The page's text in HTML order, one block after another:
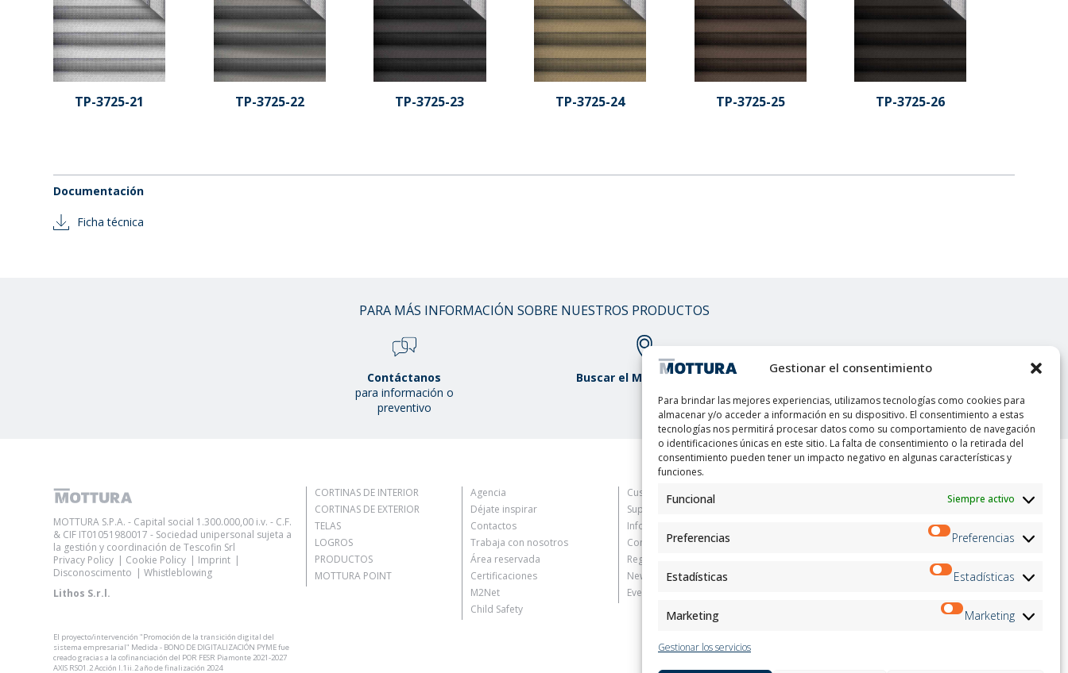
Gestionar el consentimiento
Para brindar las mejores experiencias, utilizamos tecnologías como cookies para
almacenar y/o acceder a información en su dispositivo. El consentimiento a estas
tecnologías nos permitirá procesar datos como su comportamiento de navegación
o identificaciones únicas en este sitio. La falta de consentimiento o la retirada del
consentimiento pueden tener un impacto negativo en algunas características y
funciones.
Funcional Siempre activo
Preferencias Preferencias
Estadísticas Estadísticas
Marketing Marketing
Gestionar los servicios
TP-3725-21 TP-3725-22 TP-3725-23 TP-3725-24 TP-3725-25 TP-3725-26
Documentación
Ficha técnica
PARA MÁS INFORMACIÓN SOBRE NUESTROS PRODUCTOS
Contáctanos
para información o
preventivo
Buscar el Mottura Point
MOTTURA S.P.A. - Capital social 1.300.000,00 i.v. - C.F.
& CIF IT01051980017 - Sociedad unipersonal sujeta a
la gestión y coordinación de Tescofin Srl
Privacy Policy
Cookie Policy
Imprint
Disconoscimento
Whistleblowing
Lithos S.r.l.
El proyecto/intervención "Promoción de la transición digital del
sistema empresarial" Medida - BONO DE DIGITALIZACIÓN PYME fue
creado gracias a la cofinanciación del POR FESR Piamonte 2021-2027
AXIS RSO1.2 Acción I.1ii.2 año de finalización 2024
CORTINAS DE INTERIOR
CORTINAS DE EXTERIOR
TELAS
LOGROS
PRODUCTOS
MOTTURA POINT
Agencia
Déjate inspirar
Contactos
Trabaja con nosotros
Área reservada
Certificaciones
M2Net
Child Safety
Customer Information
Supplier Information
Information for Candidates
Contact Information
Register Information
Newsletter Information
Events Information